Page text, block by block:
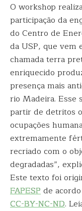
O workshop
participação da
do Centro de
da USP, que vem
chamada terra
enriquecido
presença mais
rio Madeira. Esse
partir de detritos
ocupações
extremamente
recriado com o
degradadas”,
Este texto foi
FAPESPde
CC-BY-NC-ND.